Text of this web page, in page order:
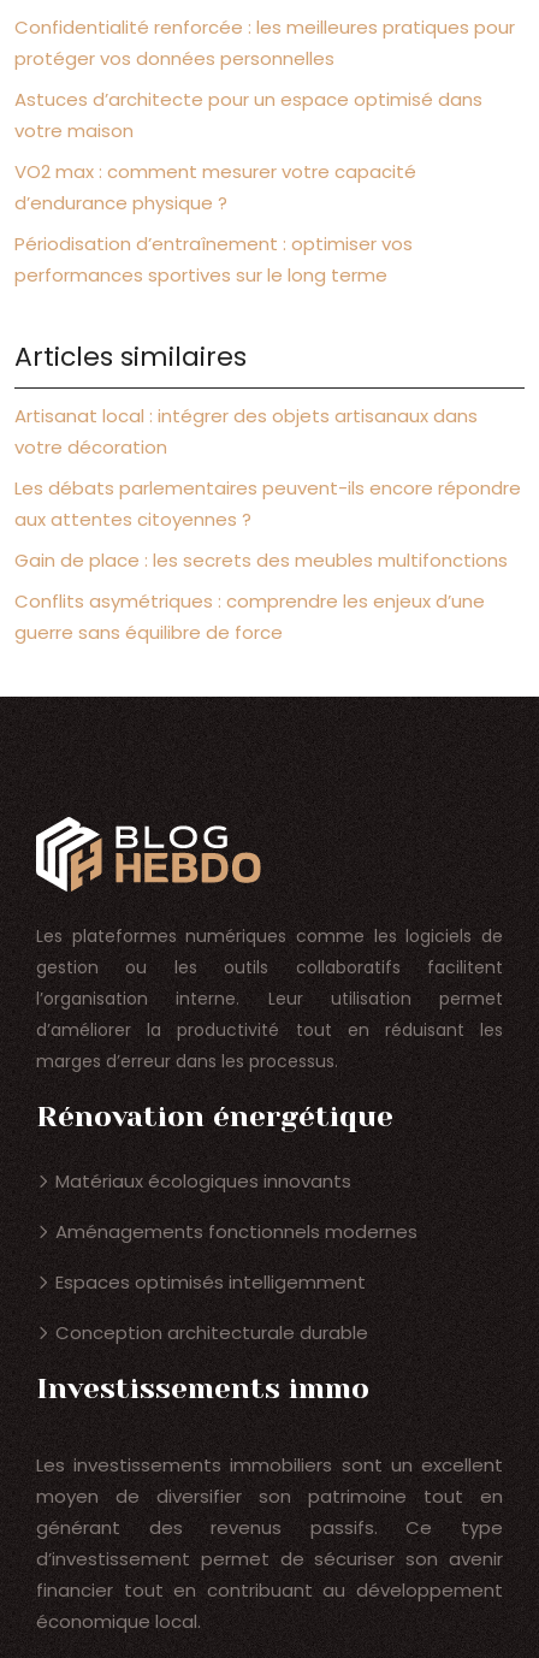
Confidentialité renforcée : les meilleures pratiques pour
protéger vos données personnelles
Astuces d’architecte pour un espace optimisé dans
votre maison
VO2 max : comment mesurer votre capacité
d’endurance physique ?
Périodisation d’entraînement : optimiser vos
performances sportives sur le long terme
Articles similaires
Artisanat local : intégrer des objets artisanaux dans
votre décoration
Les débats parlementaires peuvent-ils encore répondre
aux attentes citoyennes ?
Gain de place : les secrets des meubles multifonctions
Conflits asymétriques : comprendre les enjeux d’une
guerre sans équilibre de force
Les plateformes numériques comme les logiciels de
gestion ou les outils collaboratifs facilitent
l’organisation interne. Leur utilisation permet
d’améliorer la productivité tout en réduisant les
marges d’erreur dans les processus.
Rénovation énergétique
Matériaux écologiques innovants
Aménagements fonctionnels modernes
Espaces optimisés intelligemment
Conception architecturale durable
Investissements immo
Les investissements immobiliers sont un excellent
moyen de diversifier son patrimoine tout en
générant des revenus passifs. Ce type
d’investissement permet de sécuriser son avenir
financier tout en contribuant au développement
économique local.